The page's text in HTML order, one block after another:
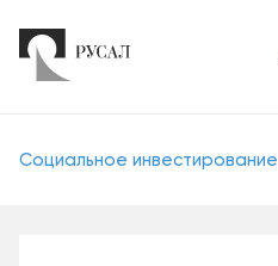
Социальное инвестирование